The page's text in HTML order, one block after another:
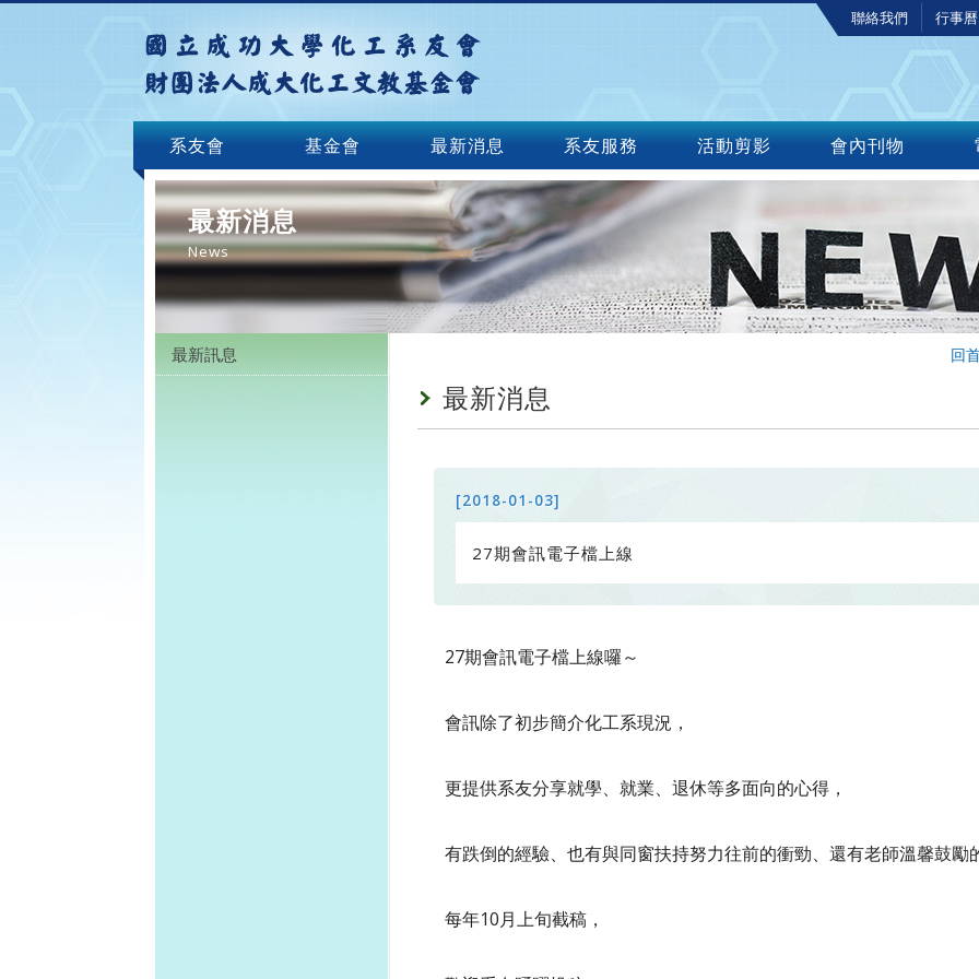
聯絡我們 行事曆
系友會 基金會 最新消息 系友服務 活動剪影 會內刊物
最新消息
News
最新訊息 回
最新消息
[2018-01-03]
27期會訊電子檔上線
27期會訊電子檔上線囉～
會訊除了初步簡介化工系現況，
更提供系友分享就學、就業、退休等多面向的心得，
有跌倒的經驗、也有與同窗扶持努力往前的衝勁、還有老師溫馨鼓勵
每年10月上旬截稿，